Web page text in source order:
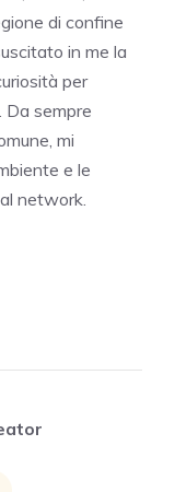
di confine
in me la
per
Da sempre
mi
e le
network.